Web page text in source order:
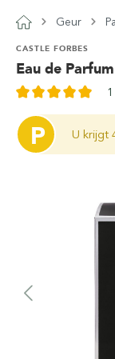
Geur
Eau de
CASTLE FORBES
P U krijgt